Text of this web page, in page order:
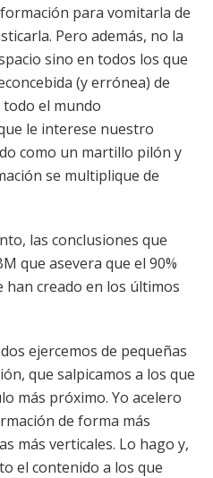
para vomitarla de
Pero además, no la
sino en todos los que
(y errónea) de
el mundo
le interese nuestro
como un martillo pilón y
se multiplique de
las conclusiones que
que asevera que el 90%
han creado en los últimos
ejercemos de pequeñas
que salpicamos a los que
más próximo. Yo acelero
de forma más
más verticales. Lo hago y,
el contenido a los que